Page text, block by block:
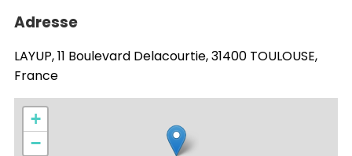
Adresse
LAYUP, 11 Boulevard Delacourtie, 31400 TOULOUSE,
France
+
−